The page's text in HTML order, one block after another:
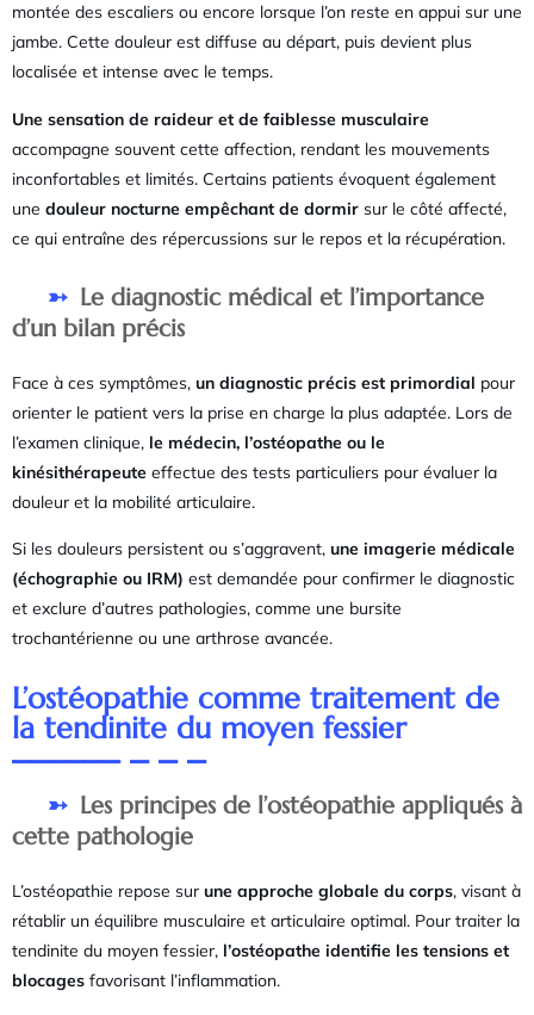
montée des escaliers ou encore lorsque l’on reste en appui sur une
jambe. Cette douleur est diffuse au départ, puis devient plus
localisée et intense avec le temps.
Une sensation de raideur et de faiblesse musculaire
accompagne souvent cette affection, rendant les mouvements
inconfortables et limités. Certains patients évoquent également
une douleur nocturne empêchant de dormir sur le côté affecté,
ce qui entraîne des répercussions sur le repos et la récupération.
Le diagnostic médical et l’importance
d’un bilan précis
Face à ces symptômes, un diagnostic précis est primordial pour
orienter le patient vers la prise en charge la plus adaptée. Lors de
l’examen clinique, le médecin, l’ostéopathe ou le
kinésithérapeute effectue des tests particuliers pour évaluer la
douleur et la mobilité articulaire.
Si les douleurs persistent ou s’aggravent, une imagerie médicale
(échographie ou IRM) est demandée pour confirmer le diagnostic
et exclure d’autres pathologies, comme une bursite
trochantérienne ou une arthrose avancée.
L’ostéopathie comme traitement de
la tendinite du moyen fessier
Les principes de l’ostéopathie appliqués à
cette pathologie
L’ostéopathie repose sur une approche globale du corps, visant à
rétablir un équilibre musculaire et articulaire optimal. Pour traiter la
tendinite du moyen fessier, l’ostéopathe identifie les tensions et
blocages favorisant l’inflammation.